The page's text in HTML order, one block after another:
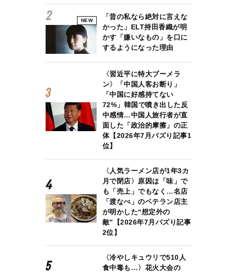
NEW
「昔の私なら絶対に言えな
かった」ELT持田香織が明
かす「嫌いなもの」を口に
するようになった理由
〈習近平に特大ブーメラ
ン〉「中国人客お断り」
「中国に好感持てない
72%」韓国で噴き出した反
中感情…中国人旅行者が直
面した「政治的摩擦」の正
体【2026年7月バズり記事1
位】
〈人気ラーメン店が1年3カ
月で閉店〉原因は「味」で
も「売上」でもなく…名店
「渡なべ」のベテラン店主
が明かした“想定外の
敵”【2026年7月バズり記事
2位】
〈冷やしキュウリで510人
食中毒も…〉花火大会の